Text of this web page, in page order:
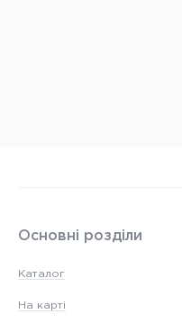
Основні розділи
Каталог
На карті